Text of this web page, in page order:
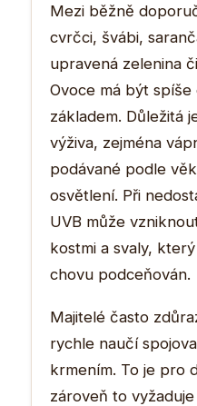
Mezi běžně
cvrčci, švábi,
upravená zelenina
Ovoce má být
základem. Důležitá
výživa, zejména
podávané podle
osvětlení. Při
UVB může
kostmi a svaly,
chovu podceňován.
Majitelé často
rychle naučí
krmením. To je pro
zároveň to